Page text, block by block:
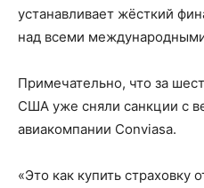
устанавливает жёсткий
над всеми
Примечательно, что за
США уже сняли санкции с
авиакомпании Conviasa.
«Это как купить страховку